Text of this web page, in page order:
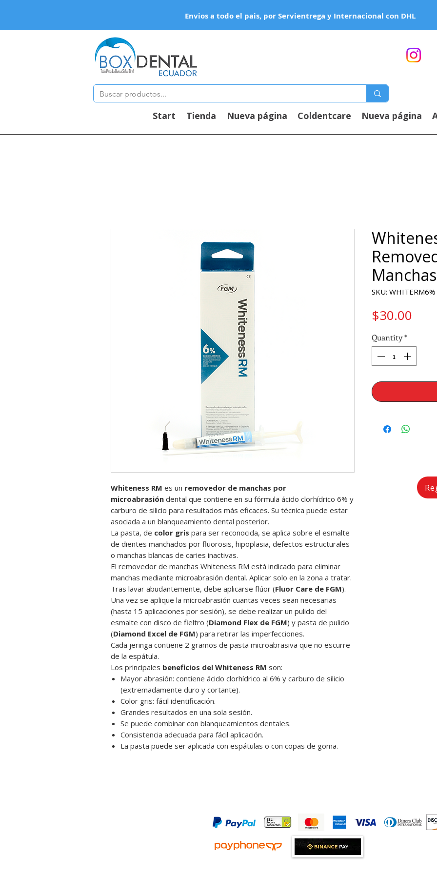
Envios a todo el pais, por Servientrega y Internacional con DHL
Start Tienda Nueva página Coldentcare Nueva página
Whiteness RM es un removedor de manchas por
microabrasión dental que contiene en su fórmula ácido clorhídrico 6% y
carburo de silicio para resultados más eficaces. Su técnica puede estar
asociada a un blanqueamiento dental posterior.
La pasta, de color gris para ser reconocida, se aplica sobre el esmalte
de dientes manchados por fluorosis, hipoplasia, defectos estructurales
o manchas blancas de caries inactivas.
El removedor de manchas Whiteness RM está indicado para eliminar
manchas mediante microabrasión dental. Aplicar solo en la zona a tratar.
Tras lavar abudantemente, debe aplicarse flúor (Fluor Care de FGM).
Una vez se aplique la microabrasión cuantas veces sean necesarias
(hasta 15 aplicaciones por sesión), se debe realizar un pulido del
esmalte con disco de fieltro (Diamond Flex de FGM) y pasta de pulido
(Diamond Excel de FGM) para retirar las imperfecciones.
Cada jeringa contiene 2 gramos de pasta microabrasiva que no escurre
de la espátula.
Los principales beneficios del Whiteness RM son:
Mayor abrasión: contiene ácido clorhídrico al 6% y carburo de silicio
(extremadamente duro y cortante).
Color gris: fácil identificación.
Grandes resultados en una sola sesión.
Se puede combinar con blanqueamientos dentales.
Consistencia adecuada para fácil aplicación.
La pasta puede ser aplicada con espátulas o con copas de goma.
Manchas
SKU: WHITERM6%
$30.00
Quantity*